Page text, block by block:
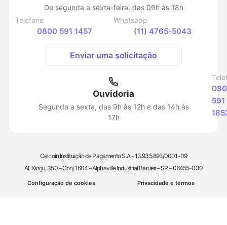
De segunda a sexta-feira: das 09h às 18h
Telefone
0800 591 1457
Whatsapp
(11) 4765-5043
Enviar uma solicitação
Ouvidoria
Segunda a sexta, das 9h às 12h e das 14h às
17h
591
Celcoin Instituição de Pagamento S.A - 13.935.893/0001-09
Al. Xingu, 350 – Conj 1604 – Alphaville Industrial Barueri – SP – 06455-030
Configuração de cookies Privacidade e termos